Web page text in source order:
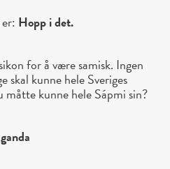
Hopp i det.
for å være samisk. Ingen
skal kunne hele Sveriges
måtte kunne hele Sápmi sin?